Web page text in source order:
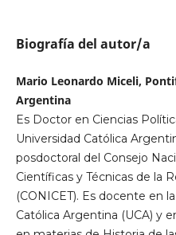
Biografía del autor/a
Mario Leonardo Miceli,
Argentina
Es Doctor en Ciencias
Universidad Católica
posdoctoral del Consejo
Científicas y Técnicas de la
(CONICET). Es docente en
Católica Argentina (UCA) y